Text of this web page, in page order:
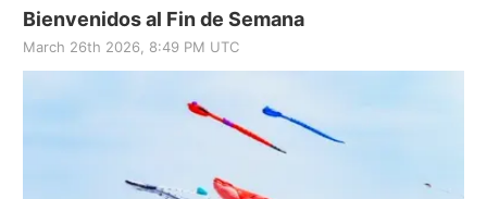
Bienvenidos al Fin de Semana
March 26th 2026, 8:49 PM UTC